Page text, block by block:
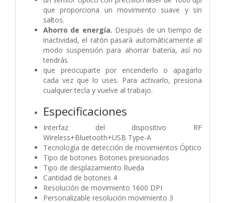
que proporciona un movimiento suave y sin
saltos.
Ahorro de energía. Después de un tiempo de
inactividad, el ratón pasará automáticamente al
modo suspensión para ahorrar batería, así no
tendrás
que preocuparte por encenderlo o apagarlo
cada vez que lo uses. Para activarlo, presiona
cualquier tecla y vuelve al trabajo.
Especificaciones
Interfaz del dispositivo RF
Wireless+Bluetooth+USB Type-A
Tecnología de detección de movimientos Óptico
Tipo de botones Botones presionados
Tipo de desplazamiento Rueda
Cantidad de botones 4
Resolución de movimiento 1600 DPI
Personalizable resolución movimiento 3